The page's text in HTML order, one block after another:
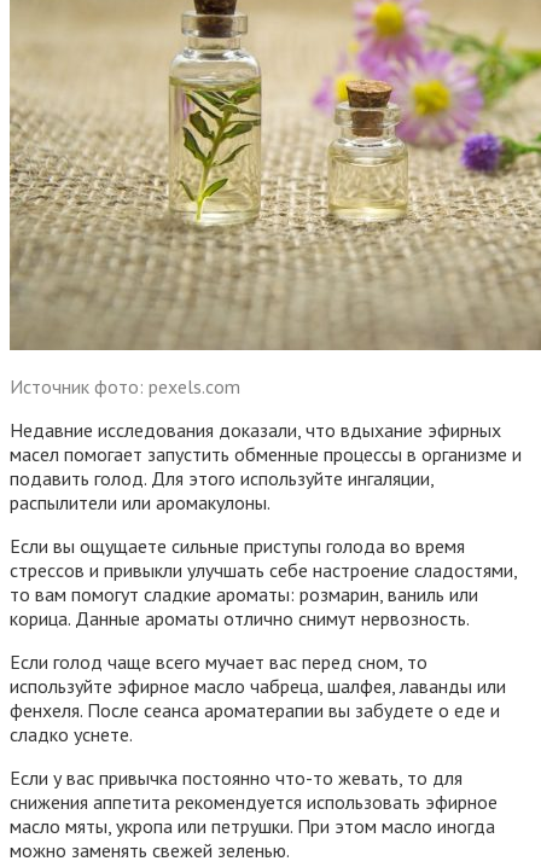
Источник фото: pexels.com
Недавние исследования доказали, что вдыхание эфирных
масел помогает запустить обменные процессы в организме и
подавить голод. Для этого используйте ингаляции,
распылители или аромакулоны.
Если вы ощущаете сильные приступы голода во время
стрессов и привыкли улучшать себе настроение сладостями,
то вам помогут сладкие ароматы: розмарин, ваниль или
корица. Данные ароматы отлично снимут нервозность.
Если голод чаще всего мучает вас перед сном, то
используйте эфирное масло чабреца, шалфея, лаванды или
фенхеля. После сеанса ароматерапии вы забудете о еде и
сладко уснете.
Если у вас привычка постоянно что-то жевать, то для
снижения аппетита рекомендуется использовать эфирное
масло мяты, укропа или петрушки. При этом масло иногда
можно заменять свежей зеленью.